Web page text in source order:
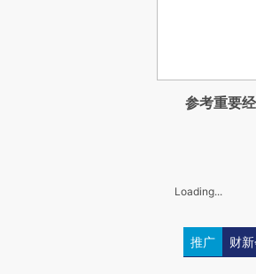
参考重要
Loading...
推广 财